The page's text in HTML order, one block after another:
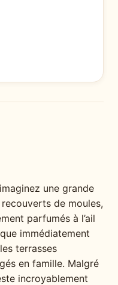
une grande
de moules,
parfumés à l’ail
immédiatement
terrasses
en famille. Malgré
incroyablement